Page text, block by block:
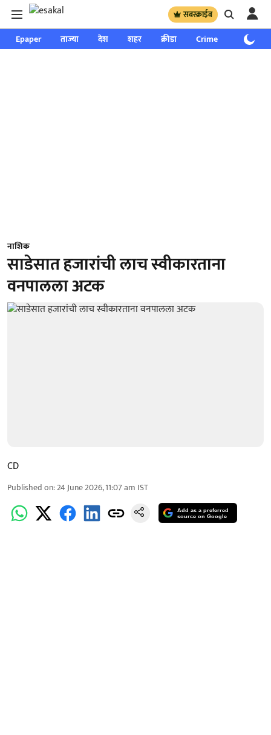
सबस्क्राईब
Epaper ताज्या देश शहर क्रीडा Crime साप्ताहिक
नाशिक
साडेसात हजारांची लाच स्वीकारताना
वनपालला अटक
CD
Published on:24 June 2026, 11:07 am IST
Add as a preferred
source on Google